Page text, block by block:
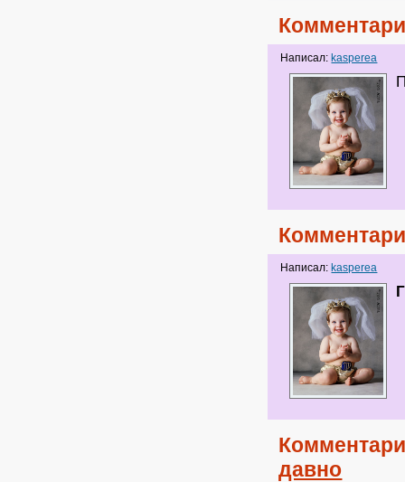
Написал: kasperea
Написал: kasperea
давно